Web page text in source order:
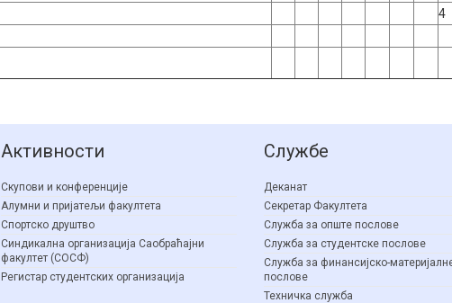
4
Активности
Скупови и конференције
Алумни и пријатељи факултета
Спортско друштво
Синдикална организација Саобраћајни
факултет (СОСФ)
Регистар студентских организација
Службе
Деканат
Секретар Факултета
Служба за опште послове
Служба за студентске послове
Служба за финансијско-
послове
Техничка служба